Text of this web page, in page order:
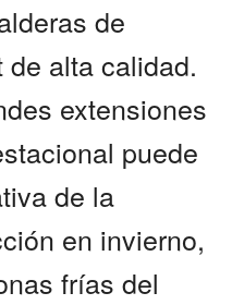
de
alta calidad.
extensiones
puede
de la
en invierno,
frías del